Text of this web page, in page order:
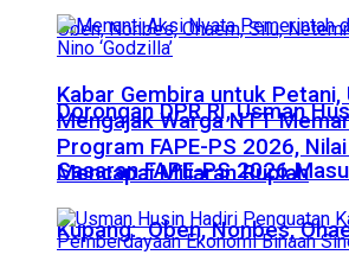
Dorongan DPR RI, Usman
Sasaran FAPE-PS 2026
Kupang: Oben, Nonbes,
Kabar Gembira untuk Petani,
Mengajak Warga NTT
Program FAPE-PS 2026,
Mencapai Miliaran Rupiah